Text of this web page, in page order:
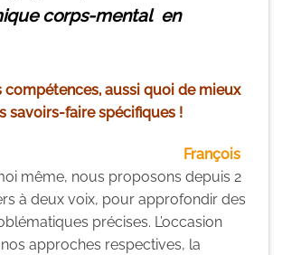
corps-mental en
compétences, aussi quoi de mieux
savoirs-faire spécifiques !
François
même, nous proposons depuis 2
à deux voix, pour approfondir des
précises. L’occasion
nos approches respectives, la